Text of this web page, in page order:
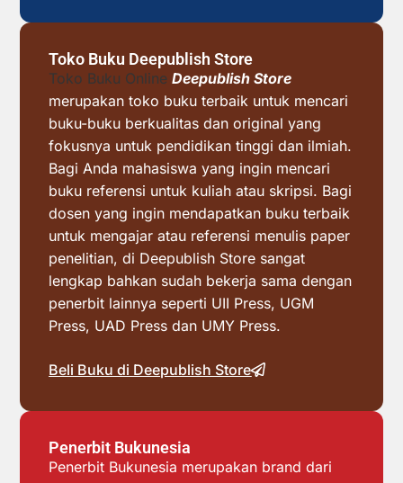
Toko Buku Deepublish Store
Toko Buku Online Deepublish Store
merupakan toko buku terbaik untuk mencari
buku-buku berkualitas dan original yang
fokusnya untuk pendidikan tinggi dan ilmiah.
Bagi Anda mahasiswa yang ingin mencari
buku referensi untuk kuliah atau skripsi. Bagi
dosen yang ingin mendapatkan buku terbaik
untuk mengajar atau referensi menulis paper
penelitian, di Deepublish Store sangat
lengkap bahkan sudah bekerja sama dengan
penerbit lainnya seperti UII Press, UGM
Press, UAD Press dan UMY Press.
Beli Buku di Deepublish Store
Penerbit Bukunesia
Penerbit Bukunesia merupakan brand dari